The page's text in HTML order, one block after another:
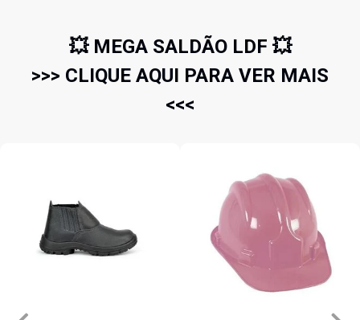
💥 MEGA SALDÃO LDF 💥
>>> CLIQUE AQUI PARA VER MAIS
<<<